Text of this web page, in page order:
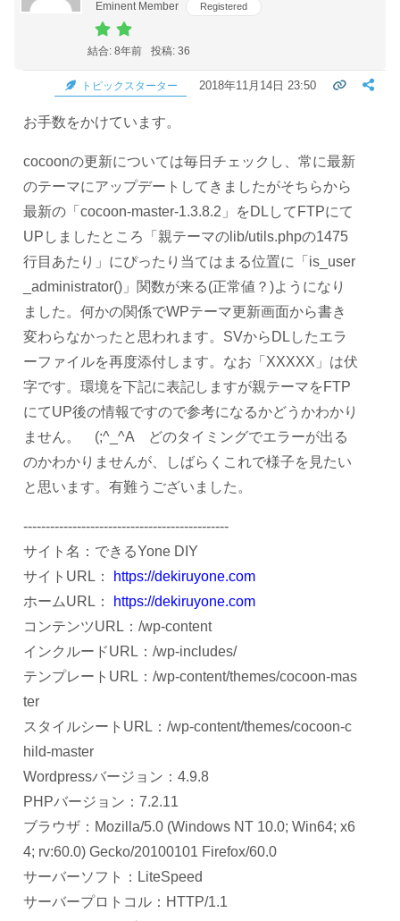
Eminent Member
Registered
結合: 8年前 投稿: 36
トピックスターター 2018年11月14日 23:50
お手数をかけています。
cocoonの更新については毎日チェックし、常に最新
のテーマにアップデートしてきましたがそちらから
最新の「cocoon-master-1.3.8.2」をDLしてFTPにて
UPしましたところ「親テーマのlib/utils.phpの1475
行目あたり」にぴったり当てはまる位置に「is_user
_administrator()」関数が来る(正常値？)ようになり
ました。何かの関係でWPテーマ更新画面から書き
変わらなかったと思われます。SVからDLしたエラ
ーファイルを再度添付します。なお「XXXXX」は伏
字です。環境を下記に表記しますが親テーマをFTP
にてUP後の情報ですので参考になるかどうかわかり
ません。 (;^_^A どのタイミングでエラーが出る
のかわかりませんが、しばらくこれで様子を見たい
と思います。有難うございました。
----------------------------------------------
サイト名：できるYone DIY
サイトURL：
https://dekiruyone.com
ホームURL：
https://dekiruyone.com
コンテンツURL：/wp-content
インクルードURL：/wp-includes/
テンプレートURL：/wp-content/themes/cocoon-mas
ter
スタイルシートURL：/wp-content/themes/cocoon-c
hild-master
Wordpressバージョン：4.9.8
PHPバージョン：7.2.11
ブラウザ：Mozilla/5.0 (Windows NT 10.0; Win64; x6
4; rv:60.0) Gecko/20100101 Firefox/60.0
サーバーソフト：LiteSpeed
サーバープロトコル：HTTP/1.1